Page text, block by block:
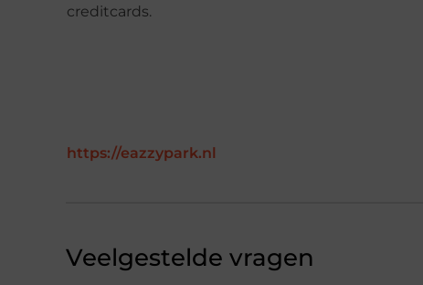
creditcards.
https://eazzypark.nl
Veelgestelde vragen